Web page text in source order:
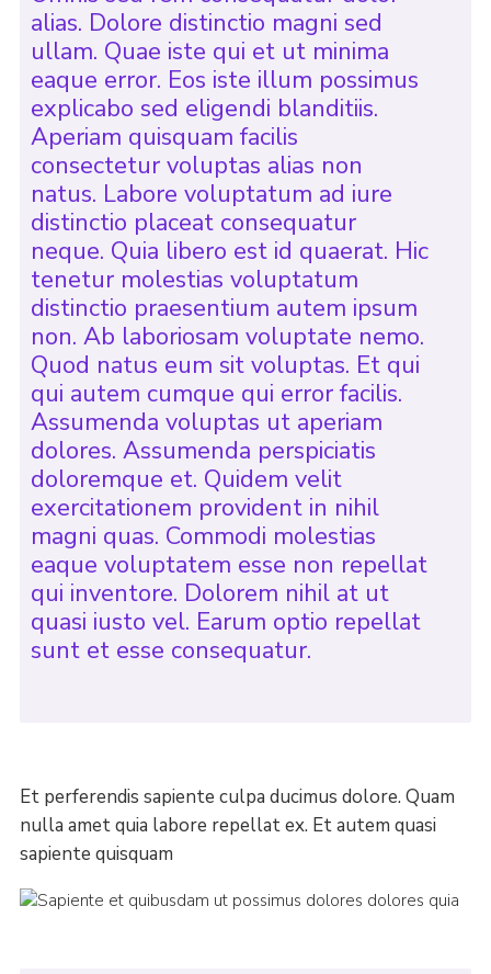
alias. Dolore distinctio magni sed
ullam. Quae iste qui et ut minima
eaque error. Eos iste illum possimus
explicabo sed eligendi blanditiis.
Aperiam quisquam facilis
consectetur voluptas alias non
natus. Labore voluptatum ad iure
distinctio placeat consequatur
neque. Quia libero est id quaerat. Hic
tenetur molestias voluptatum
distinctio praesentium autem ipsum
non. Ab laboriosam voluptate nemo.
Quod natus eum sit voluptas. Et qui
qui autem cumque qui error facilis.
Assumenda voluptas ut aperiam
dolores. Assumenda perspiciatis
doloremque et. Quidem velit
exercitationem provident in nihil
magni quas. Commodi molestias
eaque voluptatem esse non repellat
qui inventore. Dolorem nihil at ut
quasi iusto vel. Earum optio repellat
sunt et esse consequatur.
Et perferendis sapiente culpa ducimus dolore. Quam
nulla amet quia labore repellat ex. Et autem quasi
sapiente quisquam